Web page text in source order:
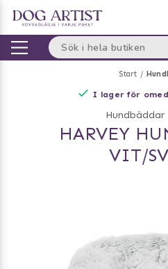
Start
I lager för
Hundbäddar
HARVEY
VIT/